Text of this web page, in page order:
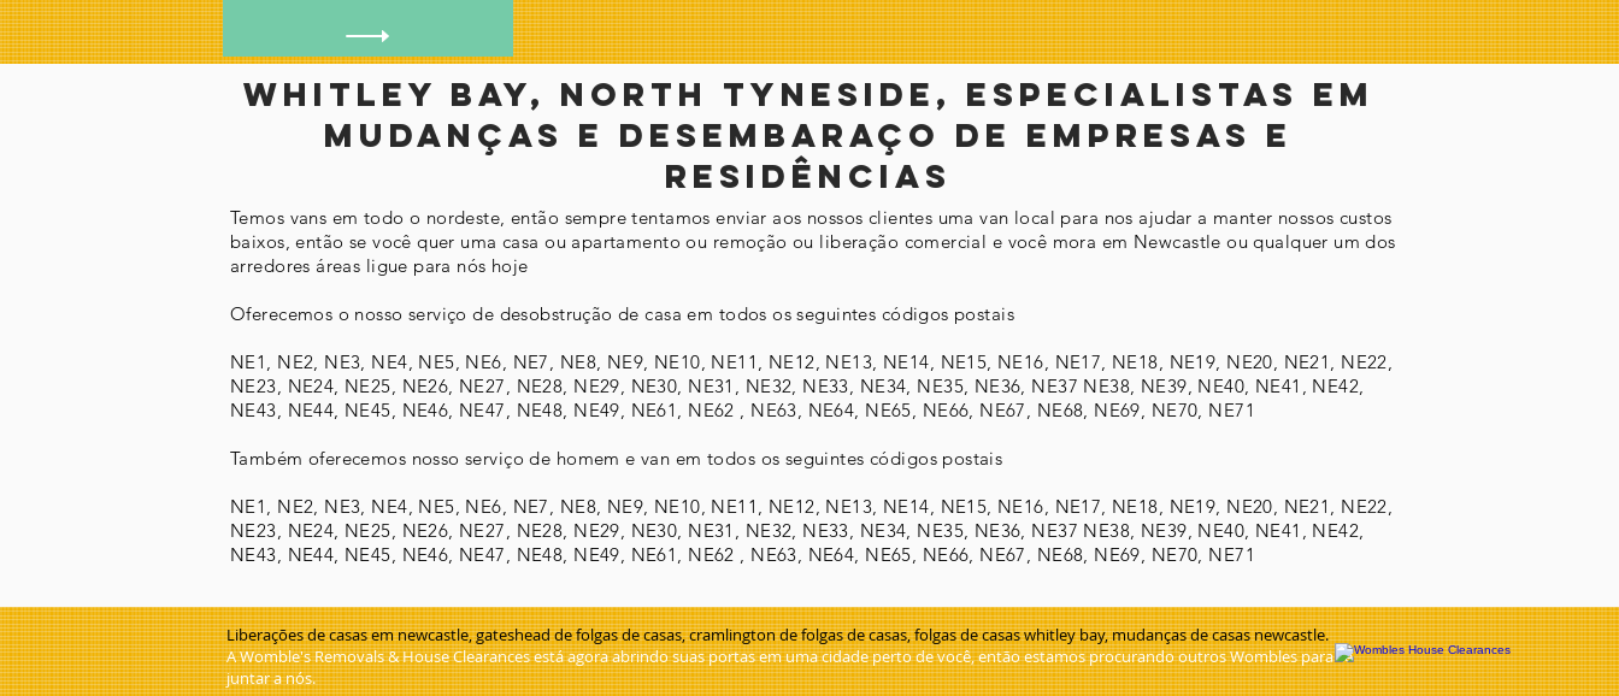
whitley bay, north tyneside, especialistas em
mudanças e desembaraço de empresas e
residências
Temos vans em todo o nordeste, então sempre tentamos enviar aos nossos clientes uma van local para nos ajudar a manter nossos custos
baixos, então se você quer uma casa ou apartamento ou remoção ou liberação comercial e você mora em Newcastle ou qualquer um dos
arredores áreas ligue para nós hoje
Oferecemos o nosso serviço de desobstrução de casa em todos os seguintes códigos postais
NE1, NE2, NE3, NE4, NE5, NE6, NE7, NE8, NE9, NE10, NE11, NE12, NE13, NE14, NE15, NE16, NE17, NE18, NE19, NE20, NE21, NE22,
NE23, NE24, NE25, NE26, NE27, NE28, NE29, NE30, NE31, NE32, NE33, NE34, NE35, NE36, NE37 NE38, NE39, NE40, NE41, NE42,
NE43, NE44, NE45, NE46, NE47, NE48, NE49, NE61, NE62 , NE63, NE64, NE65, NE66, NE67, NE68, NE69, NE70, NE71
Também oferecemos nosso serviço de homem e van em todos os seguintes códigos postais
NE1, NE2, NE3, NE4, NE5, NE6, NE7, NE8, NE9, NE10, NE11, NE12, NE13, NE14, NE15, NE16, NE17, NE18, NE19, NE20, NE21, NE22,
NE23, NE24, NE25, NE26, NE27, NE28, NE29, NE30, NE31, NE32, NE33, NE34, NE35, NE36, NE37 NE38, NE39, NE40, NE41, NE42,
NE43, NE44, NE45, NE46, NE47, NE48, NE49, NE61, NE62 , NE63, NE64, NE65, NE66, NE67, NE68, NE69, NE70, NE71
Liberações de casas em newcastle, gateshead de folgas de casas, cramlington de folgas de casas, folgas de casas whitley bay, mudanças de casas newcastle.
A Womble's Removals & House Clearances está agora abrindo suas portas em uma cidade perto de você, então estamos procurando outros Wombles para se
juntar a nós.